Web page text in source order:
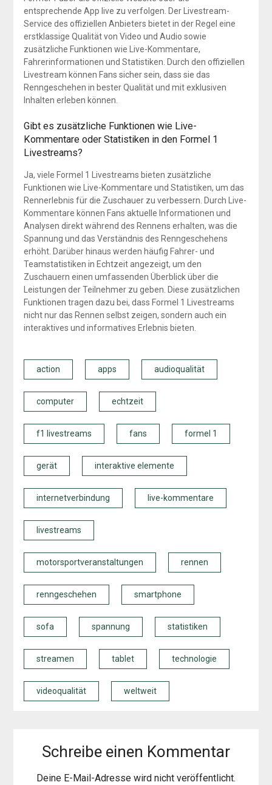
entsprechende App live zu verfolgen. Der Livestream-
Service des offiziellen Anbieters bietet in der Regel eine
erstklassige Qualität von Video und Audio sowie
zusätzliche Funktionen wie Live-Kommentare,
Fahrerinformationen und Statistiken. Durch den offiziellen
Livestream können Fans sicher sein, dass sie das
Renngeschehen in bester Qualität und mit exklusiven
Inhalten erleben können.
Gibt es zusätzliche Funktionen wie Live-
Kommentare oder Statistiken in den Formel 1
Livestreams?
Ja, viele Formel 1 Livestreams bieten zusätzliche
Funktionen wie Live-Kommentare und Statistiken, um das
Rennerlebnis für die Zuschauer zu verbessern. Durch Live-
Kommentare können Fans aktuelle Informationen und
Analysen direkt während des Rennens erhalten, was die
Spannung und das Verständnis des Renngeschehens
erhöht. Darüber hinaus werden häufig Fahrer- und
Teamstatistiken in Echtzeit angezeigt, um den
Zuschauern einen umfassenden Überblick über die
Leistungen der Teilnehmer zu geben. Diese zusätzlichen
Funktionen tragen dazu bei, dass Formel 1 Livestreams
nicht nur das Rennen selbst zeigen, sondern auch ein
interaktives und informatives Erlebnis bieten.
action apps audioqualität
computer echtzeit
f1 livestreams fans formel 1
gerät interaktive elemente
internetverbindung live-kommentare
livestreams
motorsportveranstaltungen rennen
renngeschehen smartphone
sofa spannung statistiken
streamen tablet technologie
videoqualität weltweit
Schreibe einen Kommentar
Deine E-Mail-Adresse wird nicht veröffentlicht.